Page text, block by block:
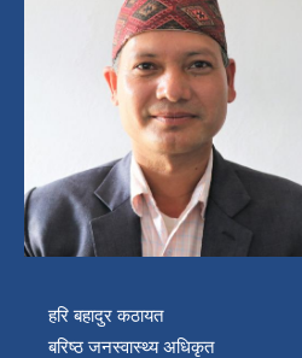
हरि बहादुर कठायत
बरिष्ठ जनस्वास्थ्य अधिकृत